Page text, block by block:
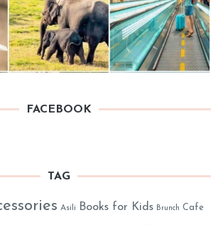
FACEBOOK
TAG
Asili Books for Kids Brunch Cafe